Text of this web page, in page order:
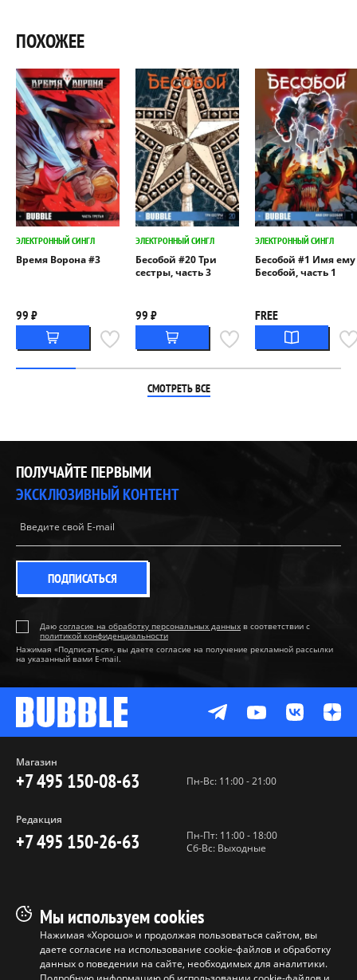
ПОХОЖЕЕ
ЭЛЕКТРОННЫЙ СИНГЛ
Время Ворона #3
99 ₽
ЭЛЕКТРОННЫЙ СИНГЛ
Бесобой #20 Три
сестры, часть 3
99 ₽
ЭЛЕКТРОННЫЙ СИНГЛ
Бесобой #1 Имя ему
Бесобой, часть 1
FREE
СМОТРЕТЬ ВСЕ
ПОЛУЧАЙТЕ ПЕРВЫМИ
ЭКСКЛЮЗИВНЫЙ КОНТЕНТ
ПОДПИСАТЬСЯ
Даю согласие на обработку персональных данных в соответствии с
политикой конфиденциальности
Нажимая «Подписаться», вы даете согласие на получение рекламной рассылки
на указанный вами E-mail.
Магазин
+7 495 150-08-63 Пн-Вс: 11:00 - 21:00
Редакция
+7 495 150-26-63
Пн-Пт: 11:00 - 18:00
Сб-Вс: Выходные
Пользовательское соглашение
Политика конфиденциальности
Программа лояльности
Условия продажи продукции
Мы используем cookies
Нажимая «Хорошо» и продолжая пользоваться сайтом, вы
даете согласие на использование cookie-файлов и обработку
данных о поведении на сайте, необходимых для аналитики.